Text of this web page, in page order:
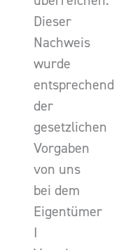
Dieser
Nachweis
wurde
entsprechend
der
gesetzlichen
Vorgaben
von uns
bei dem
Eigentümer
I